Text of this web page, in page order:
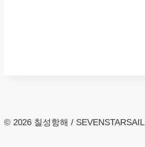
© 2026 칠성항해 / SEVENSTARSAIL